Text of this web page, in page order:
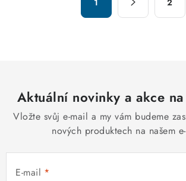
v
k
p
á
n
1 2
Aktuální novinky a akce
Vložte svůj e-mail a my vám budeme
nových produktech na našem
E-mail